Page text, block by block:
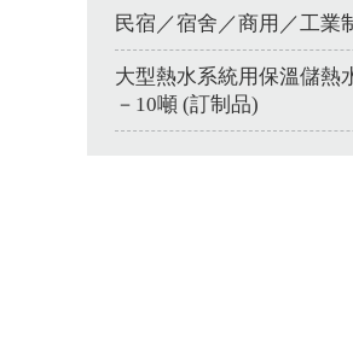
民宿／宿舍／商用／工業
大型熱水系統用保溫儲熱
－10噸 (訂制品)